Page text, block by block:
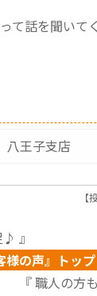
て話を聞いて
八王子支店
』
様の声』トップ
『 職人の方